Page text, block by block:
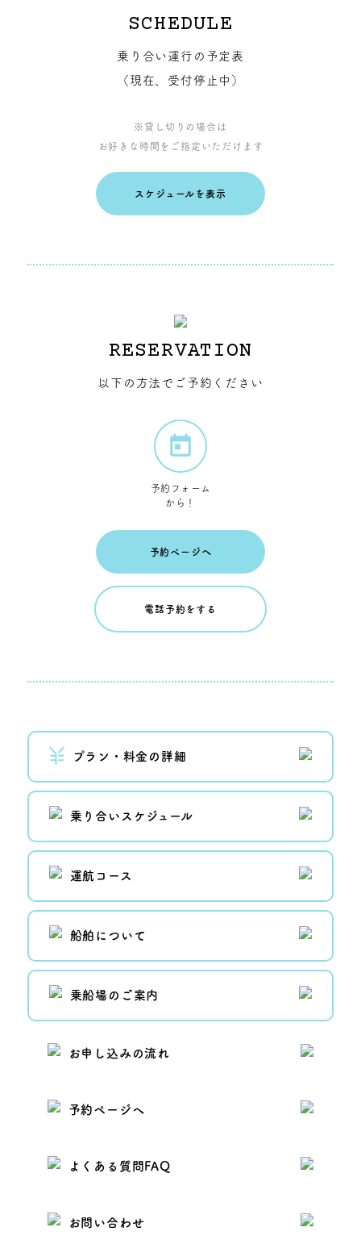
SCHEDULE
乗り合い運行の予定表
（現在、受付停止中）
※貸し切りの場合は
お好きな時間をご指定いただけます
スケジュールを表示
RESERVATION
以下の方法でご予約ください
予約フォーム
から！
予約ページへ
電話予約をする
プラン・料金の詳細
乗り合いスケジュール
運航コース
船舶について
乗船場のご案内
お申し込みの流れ
予約ページへ
よくある質問FAQ
お問い合わせ